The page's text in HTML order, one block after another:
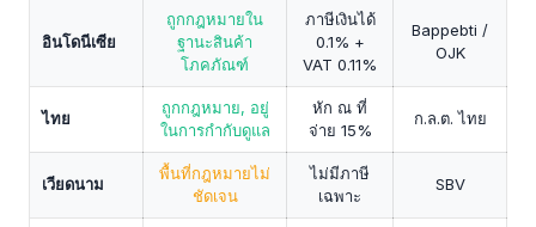
อินโดนีเซีย
ถูกกฎหมายใน
ฐานะสินค้า
โภคภัณฑ์
ภาษีเงินได้
0.1% +
VAT 0.11%
Bappebti /
OJK
ไทย
ถูกกฎหมาย, อยู่
ในการกำกับดูแล
หัก ณ ที่
จ่าย 15%
ก.ล.ต. ไทย
เวียดนาม
พื้นที่กฎหมายไม่
ชัดเจน
ไม่มีภาษี
เฉพาะ
SBV